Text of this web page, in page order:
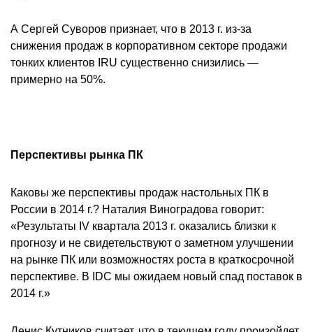
А Сергей Суворов признает, что в 2013 г. из-за
снижения продаж в корпоративном секторе продажи
тонких клиентов IRU существенно снизились —
примерно на 50%.
Перспективы рынка ПК
Каковы же перспективы продаж настольных ПК в
России в 2014 г.? Наталия Виноградова говорит:
«Результаты IV квартала 2013 г. оказались близки к
прогнозу и не свидетельствуют о заметном улучшении
на рынке ПК или возможностях роста в краткосрочной
перспективе. В IDC мы ожидаем новый спад поставок в
2014 г.»